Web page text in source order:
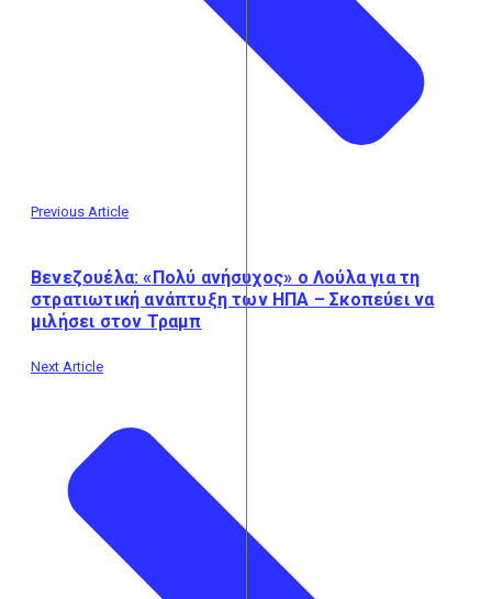
Previous Article
Βενεζουέλα: «Πολύ ανήσυχος» ο Λούλα για τη
στρατιωτική ανάπτυξη των ΗΠΑ – Σκοπεύει να
μιλήσει στον Τραμπ
Next Article